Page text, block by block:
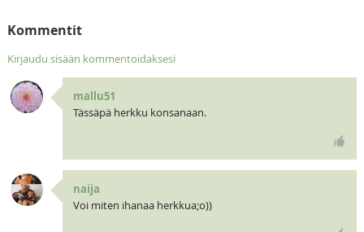
Kommentit
Kirjaudu sisään kommentoidaksesi
mallu51
Tässäpä herkku konsanaan.
naija
Voi miten ihanaa herkkua;o))